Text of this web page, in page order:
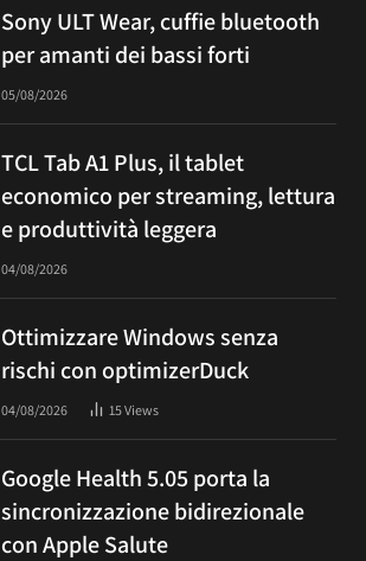
Sony ULT Wear, cuffie bluetooth
per amanti dei bassi forti
05/08/2026
TCL Tab A1 Plus, il tablet
economico per streaming, lettura
e produttività leggera
04/08/2026
Ottimizzare Windows senza
rischi con optimizerDuck
04/08/2026 15Views
Google Health 5.05 porta la
sincronizzazione bidirezionale
con Apple Salute